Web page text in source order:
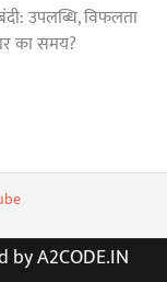
उपलब्धि, विफलता
का समय?
A2CODE.IN